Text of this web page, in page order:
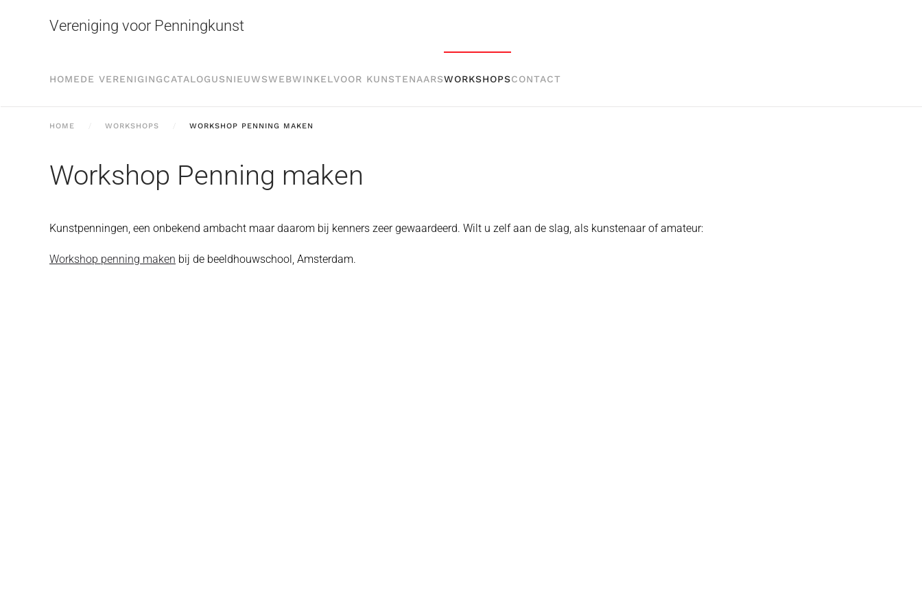
Skip to main content
Vereniging voor Penningkunst
HOMEDE VERENIGINGCATALOGUSNIEUWSWEBWINKELVOOR KUNSTENAARSWORKSHOPSCONTACT
HOME WORKSHOPS WORKSHOP PENNING MAKEN
Workshop Penning maken
Kunstpenningen, een onbekend ambacht maar daarom bij kenners zeer gewaardeerd. Wilt u zelf aan de slag, als kunstenaar of amateur:
Workshop penning maken bij de beeldhouwschool, Amsterdam.